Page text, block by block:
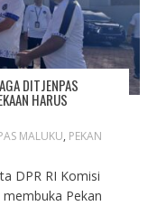
DITJENPAS
HARUS
MALUKU, PEKAN
DPR RI Komisi
Pekan